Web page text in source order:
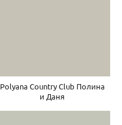
Polyana Country Club Полина
и Даня